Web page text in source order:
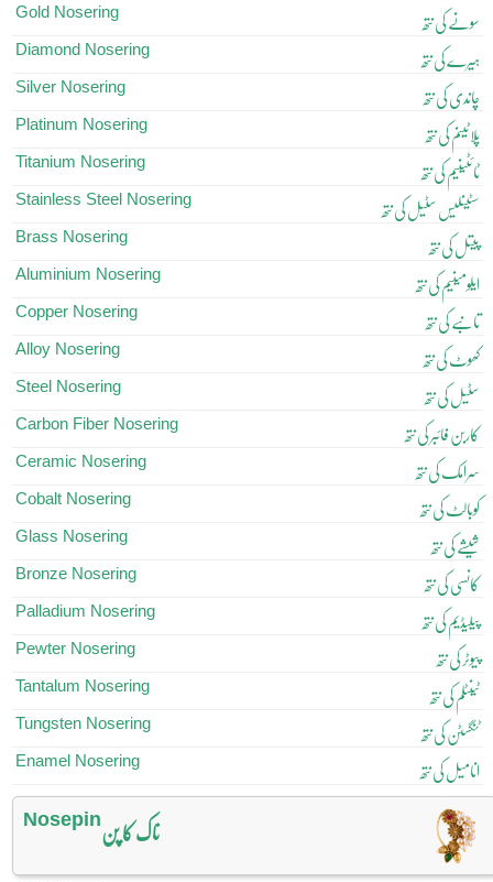
Gold Nosering سونے کی نتھ
Diamond Nosering ہیرے کی نتھ
Silver Nosering چاندی کی نتھ
Platinum Nosering پلاٹینم کی نتھ
Titanium Nosering ٹائٹینیم کی نتھ
Stainless Steel Nosering سٹینلیس سٹیل کی نتھ
Brass Nosering پیتل کی نتھ
Aluminium Nosering ایلومینیم کی نتھ
Copper Nosering تانبے کی نتھ
Alloy Nosering کھوٹ کی نتھ
Steel Nosering سٹیل کی نتھ
Carbon Fiber Nosering کاربن فائبر کی نتھ
Ceramic Nosering سرامک کی نتھ
Cobalt Nosering کوبالٹ کی نتھ
Glass Nosering شیشے کی نتھ
Bronze Nosering کانسی کی نتھ
Palladium Nosering پیلیڈیم کی نتھ
Pewter Nosering پیوٹر کی نتھ
Tantalum Nosering ٹینٹلم کی نتھ
Tungsten Nosering ٹنگسٹن کی نتھ
Enamel Nosering انامیل کی نتھ
Nosepinناک کا پن